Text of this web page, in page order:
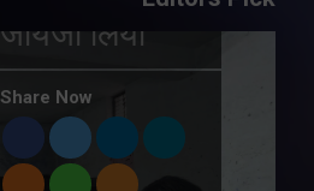
जायजा लिया
Share Now